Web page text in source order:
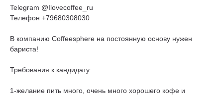
Telegram @Ilovecoffee_ru
Телефон +79680308030
В компанию Coffeesphere на постоянную основу нужен
бариста!
Требования к кандидату:
1-желание пить много, очень много хорошего кофе и